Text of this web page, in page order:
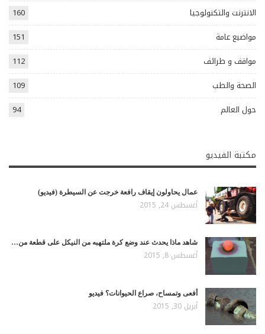
الانترنت والتكنولوجيا
160
مواضيع عامة
151
مواقف و طرائف
112
الصحة والطب
109
حول العالم
94
مكتبة الفيديو
عمال يحاولون إيقاف رافعة خرجت عن السيطرة (فيديو)
أغسطس 24, 2015
شاهد ماذا يحدث عند وضع كرة ملتهبه من النيكل على قطعة من…
أغسطس 8, 2015
أفعى وتمساح، صراع الحيوانات؟ فيديو
أبريل 30, 2015